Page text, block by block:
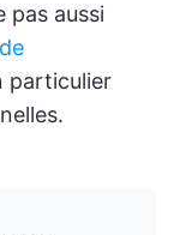
pas aussi
particulier